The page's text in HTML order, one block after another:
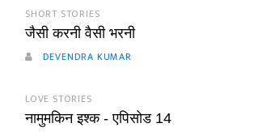
SHORT STORIES
जैसी करनी वैसी भरनी
DEVENDRA KUMAR
LOVE STORIES
नामुमकिन इश्क - एपिसोड 14